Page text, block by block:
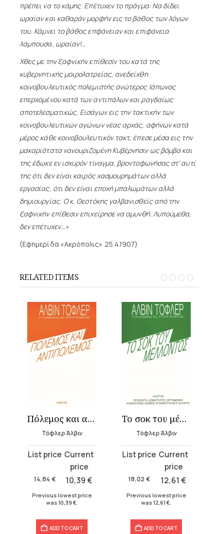
πρέπει να το κάμης. Επέτυχεν το πράγμα: Να δίδει
ωραίαν και καθαράν μορφήν εις το βάθος των λόγων
του. Κάμνει το βάθος επφάνειαν και επιφάνεια
λάμπουσα, ωραίαν!…
Χθες με την ξαφνικήν επίθεσίν του κατά της
κυβερνητικής μοιρολατρείας, ανεδείχθη
κοινοβουλευτικός πολεμιστής ανώτερος Ιάπωνος
επερχομένου κατά των αντιπάλων και ραγδαίως
αποτελεσματικώς. Εισάγων εις την τακτικήν των
κοινοβουλευτικών αγώνων νέας αρχάς, αφήνων κατά
μέρος κάθε κοινοβουλευτικόν τακτ, έπεσε μέσα εις την
μακαριότατα νανουριζομένη Κυβέρνησιν ως βόμβα και
της έδωκε εν ισχυρόν τίναγμα, βροντοφωνήσας στ’ αυτί
της ότι δεν είναι καιρός χασμουρημάτων αλλά
εργασίας, ότι δεν είναι εποχή μπαλωμάτων αλλά
δημιουργίας. Ο κ. Θεοτόκης γαλβανισθείς από την
ξαφνικήν επίθεσιν επιχείρησε να αμυνθή. Λυπούμεθα,
δεν επέτυχεν…»
(Εφημερίδα «Ακρόπολις» 25.4.1907)
RELATED ITEMS
Πόλεμος και αντιπόλεμος
Τόφλερ Άλβιν
14,84 €
Original
was:
10,39€
Current
is:
Previous lowest price
was 10,39 €.
ADD TO CART
Το σοκ του μέλλοντος
Τόφλερ Άλβιν
18,02 €
Original
was:
12,61 €
Current
is:
Previous lowest price
was 12,61 €
ADD TO CART